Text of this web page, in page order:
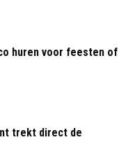
huren voor feesten of
trekt direct de